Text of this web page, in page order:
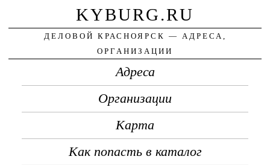
KYBURG.RU
ДЕЛОВОЙ КРАСНОЯРСК — АДРЕСА,
ОРГАНИЗАЦИИ
Адреса
Организации
Карта
Как попасть в каталог